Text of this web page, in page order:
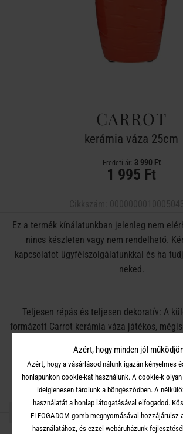
CARROT
kerámia váza 25cm
Eredeti ár:3 990 Ft
1 995 Ft
Ez a termék kínálatunkban jelenleg nem
nincs készleten vagy nem rendelhető.
kapcsolatot ügyfélszolgálatunkkal és ha
neked.
Teljesen répás és teljesen dekoratív: A
formázott Carrot kerámia váza játékos,
tegyél bele néhány friss tulipánt, nárciszt
virágot, és máris kész az egyedi látvány,
terített asztalt, a konyhát vagy a
RÉSZLETES
Azért, hogy minden jól
Azért, hogy a vásárlásod nálunk igazán kényelmes
honlapunkon cookie-kat használunk. A cookie-k
ideiglenesen tárolunk a böngésződben. A
használatát a honlap látogatásával elfogadod.
ELFOGADOM gomb megnyomásával hozzájárulsz
használatához, és ezzel webáruházunk